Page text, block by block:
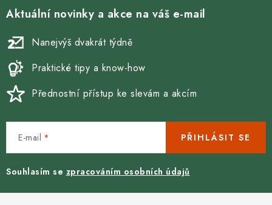
Aktuální novinky a akce na váš e-mail
Nanejvýš dvakrát týdně
Praktické tipy a know-how
Přednostní přístup ke slevám a akcím
E-mail
Souhlasím se zpracováním osobních údajů
PŘIHLÁSIT SE